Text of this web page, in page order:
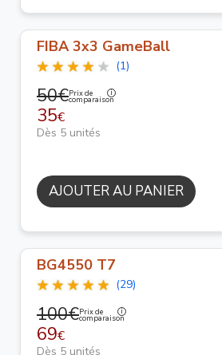
FIBA 3x3 GameBall
(1)
50€Prix de
comparaison
35€
Dès 5 unités
AJOUTER AU PANIER
BG4550 T7
(29)
100€Prix de
comparaison
69€
Dès 5 unités